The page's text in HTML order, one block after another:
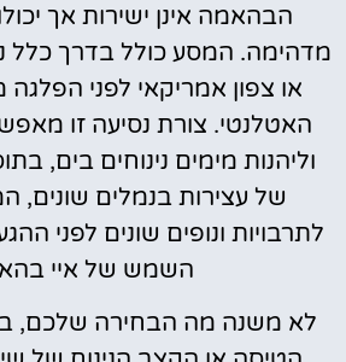
הבהאמה אינן ישירות אך
מדהימה. המסע כולל בדרך כלל
או צפון אמריקאי לפני הפלגה
האטלנטי. צורת נסיעה זו
וליהנות מימים נינוחים בים,
של עצירות בנמלים שונים,
לתרבויות ונופים שונים לפני
השמש של איי
לא משנה מה הבחירה שלכם,